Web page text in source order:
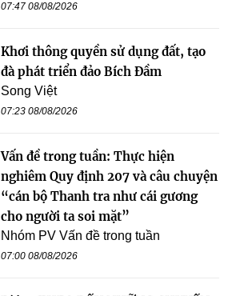
07:47 08/08/2026
Khơi thông quyền sử dụng đất, tạo
đà phát triển đảo Bích Đầm
Song Việt
07:23 08/08/2026
Vấn đề trong tuần: Thực hiện
nghiêm Quy định 207 và câu chuyện
“cán bộ Thanh tra như cái gương
cho người ta soi mặt”
Nhóm PV Vấn đề trong tuần
07:00 08/08/2026